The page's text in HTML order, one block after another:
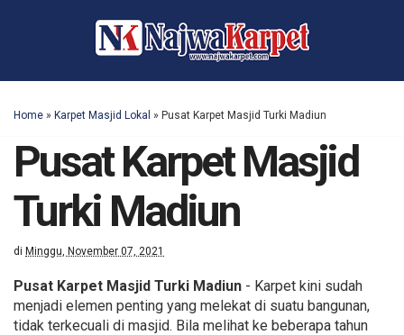
Home » Karpet Masjid Lokal » Pusat Karpet Masjid Turki Madiun
Pusat Karpet Masjid
Turki Madiun
di Minggu, November 07, 2021
Pusat Karpet Masjid Turki Madiun - Karpet kini sudah
menjadi elemen penting yang melekat di suatu bangunan,
tidak terkecuali di masjid. Bila melihat ke beberapa tahun